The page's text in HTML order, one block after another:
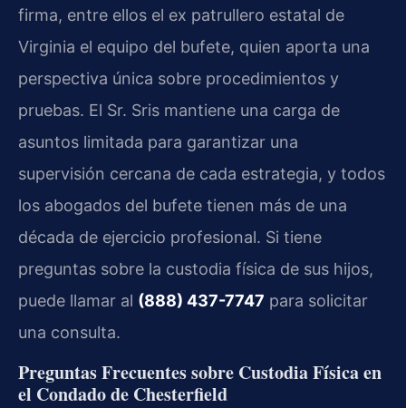
firma, entre ellos el ex patrullero estatal de
Virginia el equipo del bufete, quien aporta una
perspectiva única sobre procedimientos y
pruebas. El Sr. Sris mantiene una carga de
asuntos limitada para garantizar una
supervisión cercana de cada estrategia, y todos
los abogados del bufete tienen más de una
década de ejercicio profesional. Si tiene
preguntas sobre la custodia física de sus hijos,
puede llamar al (888) 437-7747 para solicitar
una consulta.
Preguntas Frecuentes sobre Custodia Física en
el Condado de Chesterfield